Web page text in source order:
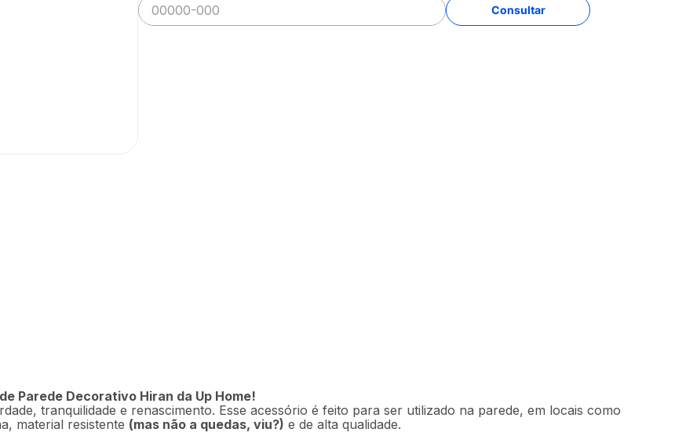
Descrição Ficha técnica
Parede Decorativo Hiran da Up Home!
tranquilidade e renascimento. Esse acessório é feito para ser utilizado na parede, em locais como
material resistente (mas não a quedas, viu?) e de alta qualidade.